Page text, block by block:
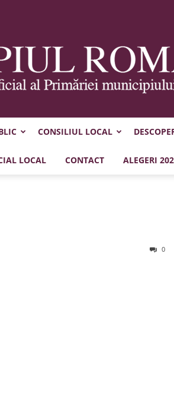
Municipiul
CONSILIUL LOCAL
LOCAL CONTACT ALEGERI
0